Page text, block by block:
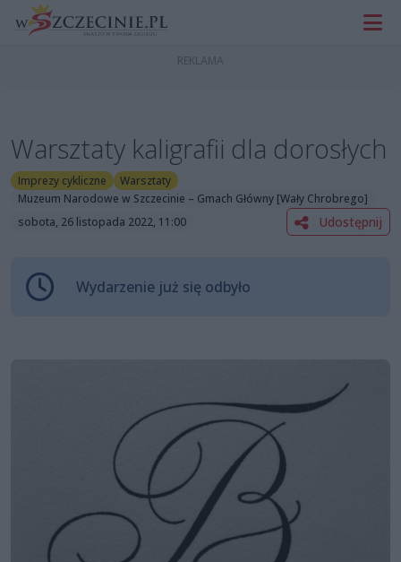
Warsztaty kaligrafii dla dorosłych
Imprezy cykliczne
Warsztaty
Muzeum Narodowe w Szczecinie – Gmach Główny [Wały Chrobrego]
sobota, 26 listopada 2022, 11:00
Udostępnij
Wydarzenie już się odbyło